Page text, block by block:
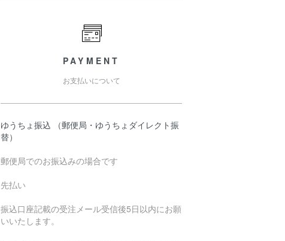
PAYMENT
お支払いについて
ゆうちょ振込 （郵便局・ゆうちょダイレクト振
替）
郵便局でのお振込みの場合です
先払い
振込口座記載の受注メール受信後5日以内にお願
いいたします。